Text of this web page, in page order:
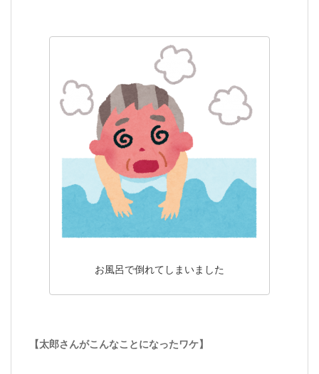
お風呂で倒れてしまいました
【太郎さんがこんなことになったワケ】